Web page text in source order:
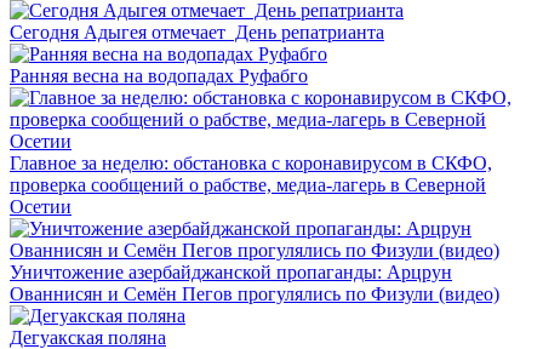
Сегодня Адыгея отмечает День репатрианта
Ранняя весна на водопадах Руфабго
Главное за неделю: обстановка с коронавирусом в СКФО,
проверка сообщений о рабстве, медиа-лагерь в Северной
Осетии
Уничтожение азербайджанской пропаганды: Арцрун
Ованнисян и Семён Пегов прогулялись по Физули (видео)
Дегуакская поляна